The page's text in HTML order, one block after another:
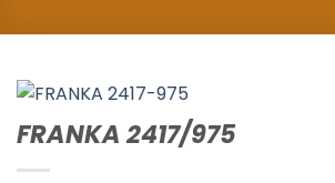
FRANKA 2417/975